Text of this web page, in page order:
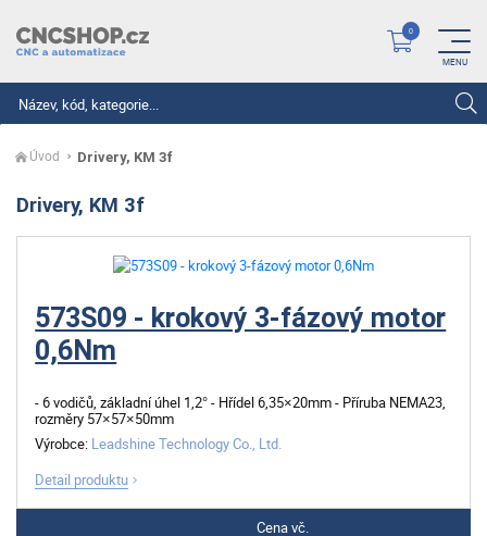
Úvod Drivery, KM 3f
Drivery, KM 3f
573S09 - krokový 3-fázový motor
0,6Nm
- 6 vodičů, základní úhel 1,2° - Hřídel 6,35×20mm - Příruba NEMA23,
rozměry 57×57×50mm
Výrobce: Leadshine Technology Co., Ltd.
Detail produktu
Cena vč.